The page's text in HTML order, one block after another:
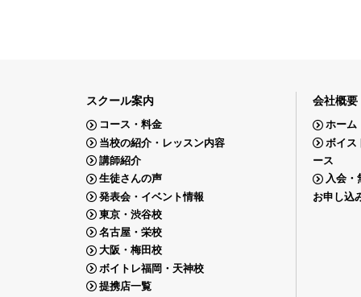
スクール案内
コース・料金
当校の紹介・レッスン内容
講師紹介
生徒さんの声
発表会・イベント情報
東京・渋谷校
名古屋・栄校
大阪・梅田校
ボイトレ福岡・天神校
提携店一覧
会社概要
ホーム
ボイス
ース
入会・
お申し込